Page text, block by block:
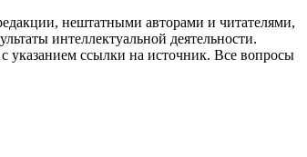
нештатными авторами и читателями,
интеллектуальной деятельности.
указанием ссылки на источник. Все вопросы